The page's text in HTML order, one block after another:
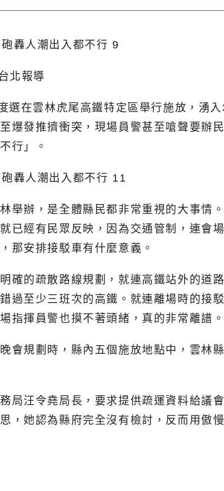
北報導
選在雲林虎尾高鐵特定區舉行施放，湧
爆發推擠衝突，現場員警甚至嗆聲要辦
行」。
舉辦，是全體縣民都非常重視的大事情
已經有民眾反映，因為交通管制，連會
那安排接駁車有什麼意義。
確的疏散路線規劃，就連高鐵站外的道
過至少三班次的高鐵。就連離場時的接
指揮員警也摸不著頭緒，真的非常離譜。
會規劃時，縣內五個施放地點中，雲林
局汪令堯局長，要求提供疏運資料給議
，她認為縣府完全沒有檢討，反而用傲